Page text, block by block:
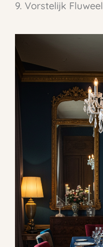
9. Vorstelijk Fluweel